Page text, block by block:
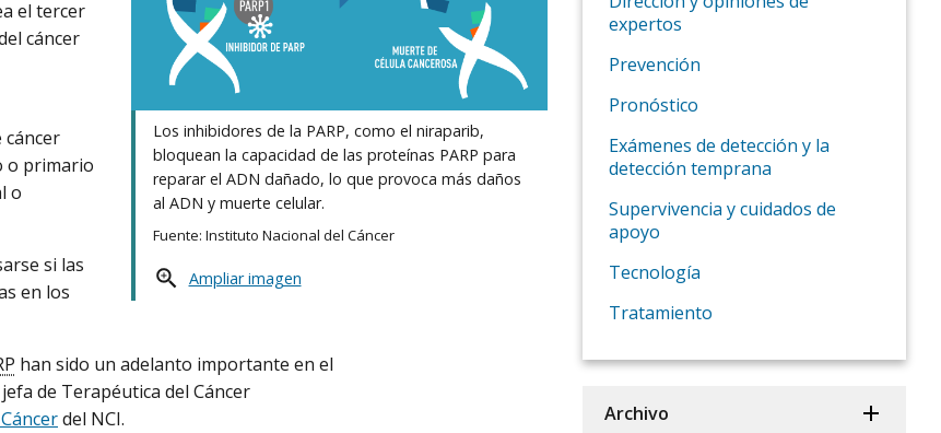
Los inhibidores de la PARP, como el niraparib,
bloquean la capacidad de las proteínas PARP para
reparar el ADN dañado, lo que provoca más daños
al ADN y muerte celular.
Fuente: Instituto Nacional del Cáncer
Ampliar imagen
el tercer
cáncer
cáncer
o primario
o
si las
en los
han sido un adelanto importante en el
de Terapéutica del Cáncer
del NCI.
expertos
Prevención
Pronóstico
Exámenes de detección y la
detección temprana
Supervivencia y cuidados de
apoyo
Tecnología
Tratamiento
Archivo